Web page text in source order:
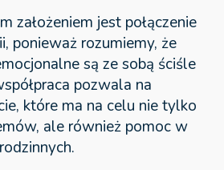
założeniem jest połączenie
ponieważ rozumiemy, że
są ze sobą ściśle
pozwala na
które ma na celu nie tylko
ale również pomoc w